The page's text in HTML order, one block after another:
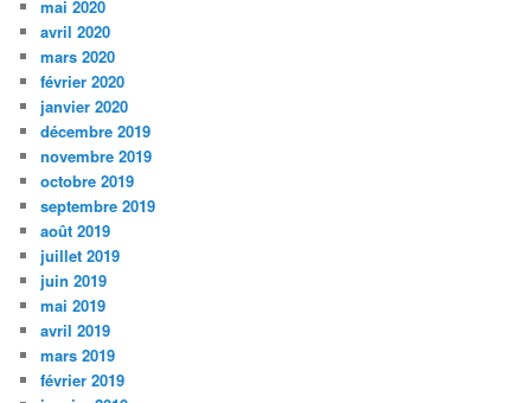
mai 2020
avril 2020
mars 2020
février 2020
janvier 2020
décembre 2019
novembre 2019
octobre 2019
septembre 2019
août 2019
juillet 2019
juin 2019
mai 2019
avril 2019
mars 2019
février 2019